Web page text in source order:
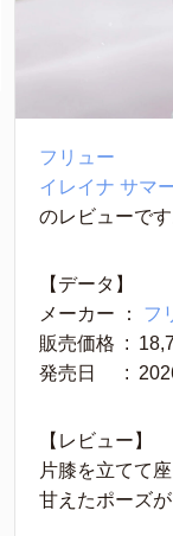
フリュー
イレイナ サマ
のレビューです
【データ】
メーカー ： フ
販売価
発売日　
【レビュー】
片膝を立てて
甘えたポーズ